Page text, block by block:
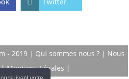
- 2019 | Qui sommes nous ? | Nous
|Mentions Légales |